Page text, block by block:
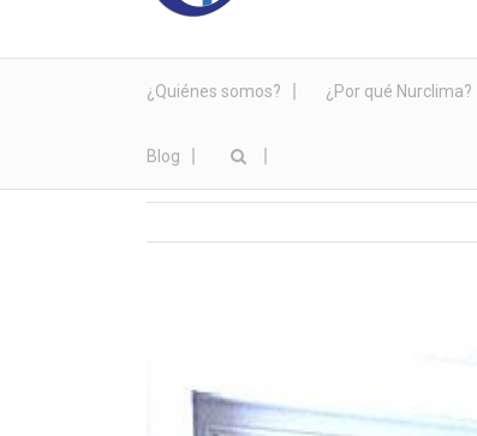
¿Quiénes somos? ¿Por qué Nurclima?
Blog